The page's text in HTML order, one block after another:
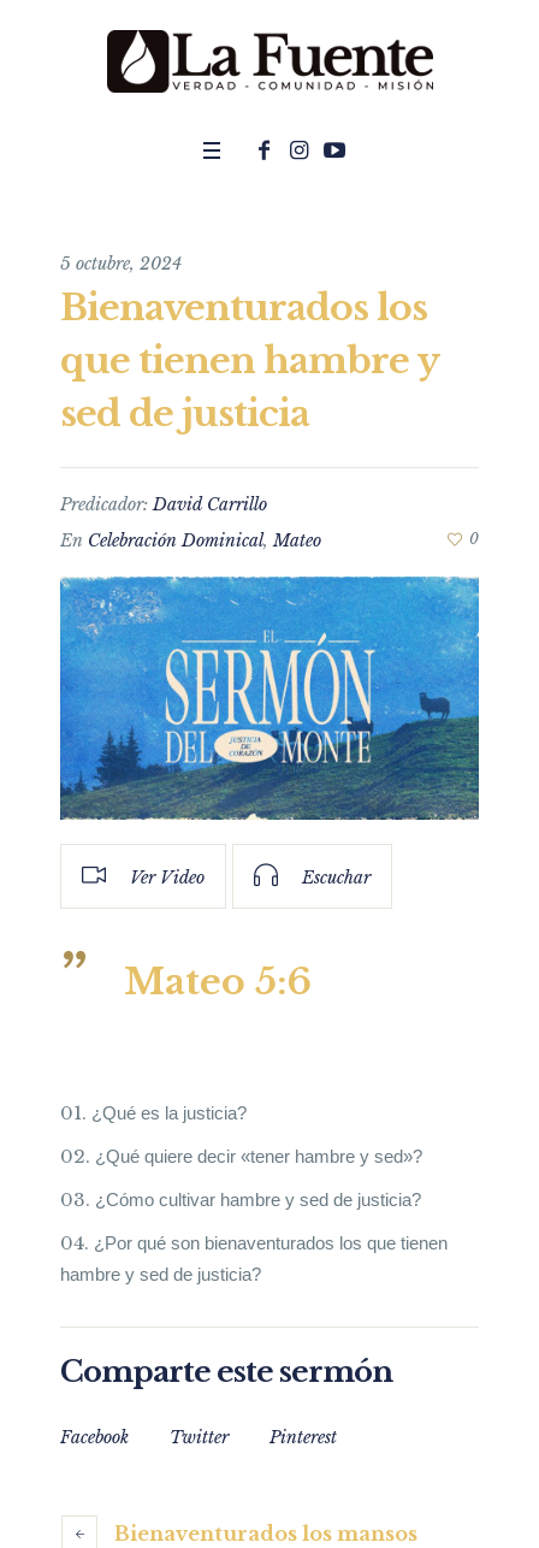
5 octubre, 2024
Bienaventurados los
que tienen hambre y
sed de justicia
Predicador:David Carrillo
En Celebración Dominical,Mateo 0
Ver Video Escuchar
Mateo 5:6
¿Qué es la justicia?
¿Qué quiere decir «tener hambre y sed»?
¿Cómo cultivar hambre y sed de justicia?
¿Por qué son bienaventurados los que tienen
hambre y sed de justicia?
Comparte este sermón
Facebook Twitter Pinterest
Bienaventurados los mansos